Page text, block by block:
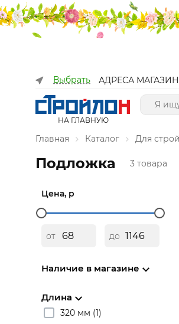
Выбрать АДРЕСА
НА ГЛАВНУЮ
Главная Каталог Для
Подложка 3 товара
Цена, р
от до
Наличие в магазине
Длина
320 мм (1)